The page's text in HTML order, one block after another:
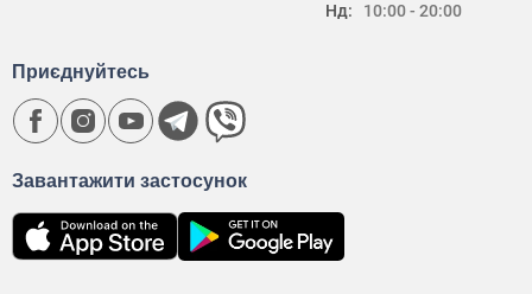
Нд:
10:00 - 20:00
Завантажити застосунок
Приєднуйтесь